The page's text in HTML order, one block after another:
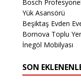
Bosch
Yük Asansörü
Beşiktaş Evden
Bornova Toplu
İnegöl Mobilyası
SON